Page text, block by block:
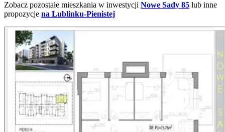
Zobacz pozostałe mieszkania w inwestycji Nowe Sady 85 lub inne
propozycje na Lublinku-Pienistej